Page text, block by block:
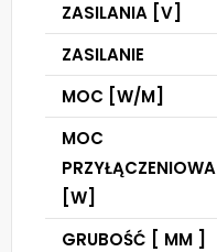
ZASILANIA [V]
ZASILANIE
MOC [W/M]
MOC
PRZYŁĄCZENIOWA
[W]
GRUBOŚĆ [ MM ]